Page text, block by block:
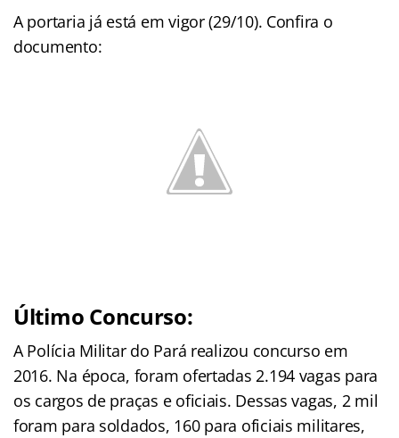
A portaria já está em vigor (29/10). Confira o
documento:
Último Concurso:
A Polícia Militar do Pará realizou concurso em
2016. Na época, foram ofertadas 2.194 vagas para
os cargos de praças e oficiais. Dessas vagas, 2 mil
foram para soldados, 160 para oficiais militares,